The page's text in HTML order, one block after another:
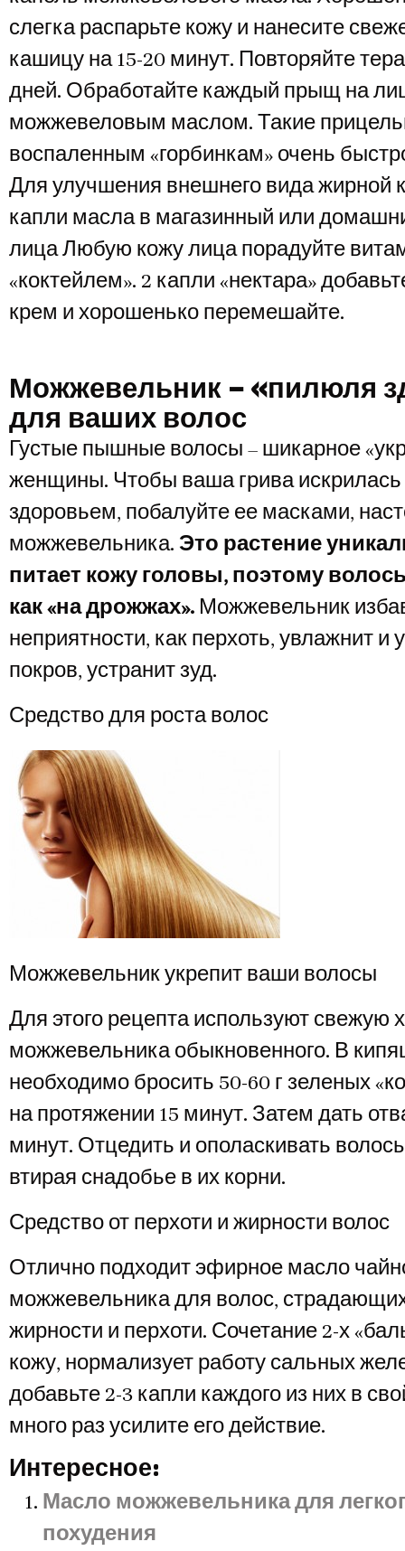
слегка распарьте кожу и нанесите
кашицу на 15-20 минут. Повторяйте
дней. Обработайте каждый прыщ на
можжевеловым маслом. Такие
воспаленным «горбинкам» очень
Для улучшения внешнего вида жирной
капли масла в магазинный или
лица Любую кожу лица порадуйте
«коктейлем». 2 капли «нектара»
крем и хорошенько перемешайте.
Можжевельник – «пилюля
для ваших волос
Густые пышные волосы – шикарное
женщины. Чтобы ваша грива искрилась
здоровьем, побалуйте ее масками,
можжевельника. Это растение
питает кожу головы, поэтому
как «на дрожжах». Можжевельник
неприятности, как перхоть, увлажнит и
покров, устранит зуд.
Средство для роста волос
Можжевельник укрепит ваши волосы
Для этого рецепта используют свежую
можжевельника обыкновенного. В
необходимо бросить 50-60 г зеленых
на протяжении 15 минут. Затем дать
минут. Отцедить и ополаскивать
втирая снадобье в их корни.
Средство от перхоти и жирности волос
Отлично подходит эфирное масло
можжевельника для волос,
жирности и перхоти. Сочетание 2-х
кожу, нормализует работу сальных
добавьте 2-3 капли каждого из них в
много раз усилите его действие.
Интересное:
Масло можжевельника для
похудения